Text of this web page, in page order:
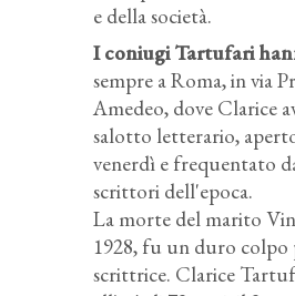
e della società.
I coniugi Tartufari
sempre a Roma, in via
Amedeo, dove Clarice
salotto letterario,
venerdì e frequentato
scrittori dell'epoca.
La morte del marito
1928, fu un duro colpo
scrittrice. Clarice